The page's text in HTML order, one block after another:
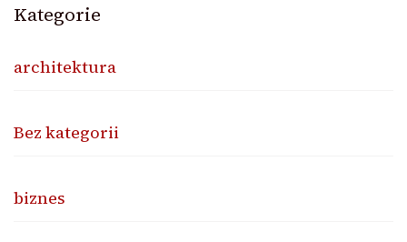
Kategorie
architektura
Bez kategorii
biznes